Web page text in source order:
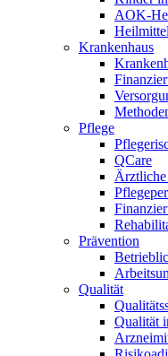
AOK-
Krankenhaus
Pflege
QCare
Prävention
Qualität
Qualität